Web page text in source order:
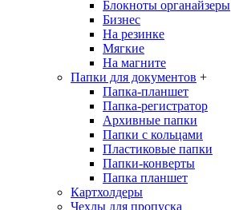
Блокноты органайзеры
Бизнес
На резинке
Мягкие
На магните
Папки для документов +
Папка-планшет
Папка-регистратор
Архивные папки
Папки с кольцами
Пластиковые папки
Папки-конверты
Папка планшет
Картхолдеры
Чехлы для пропуска